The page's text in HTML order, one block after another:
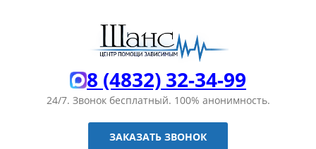
8 (4832) 32-34-99
24/7. Звонок бесплатный. 100% анонимность.
ЗАКАЗАТЬ ЗВОНОК